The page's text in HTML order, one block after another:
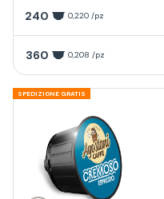
240 0,220 /pz
360 0,208 /pz
SPEDIZIONE GRATIS